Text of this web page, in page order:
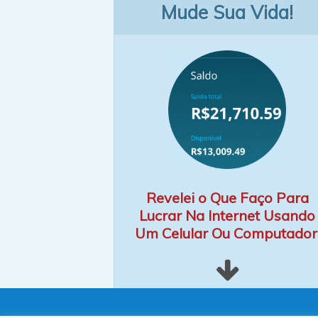
Mude Sua Vida!
Revelei o Que Faço Para
Lucrar Na Internet Usando
Um Celular Ou